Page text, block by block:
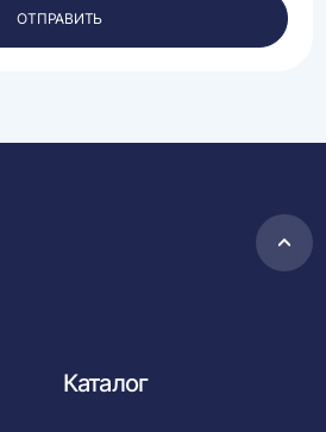
ОТПРАВИТЬ
в
Каталог